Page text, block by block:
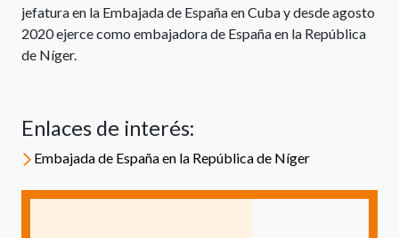
jefatura en la Embajada de España en Cuba y desde agosto
2020 ejerce como embajadora de España en la República
de Níger.
Enlaces de interés:
Embajada de España en la República de Níger